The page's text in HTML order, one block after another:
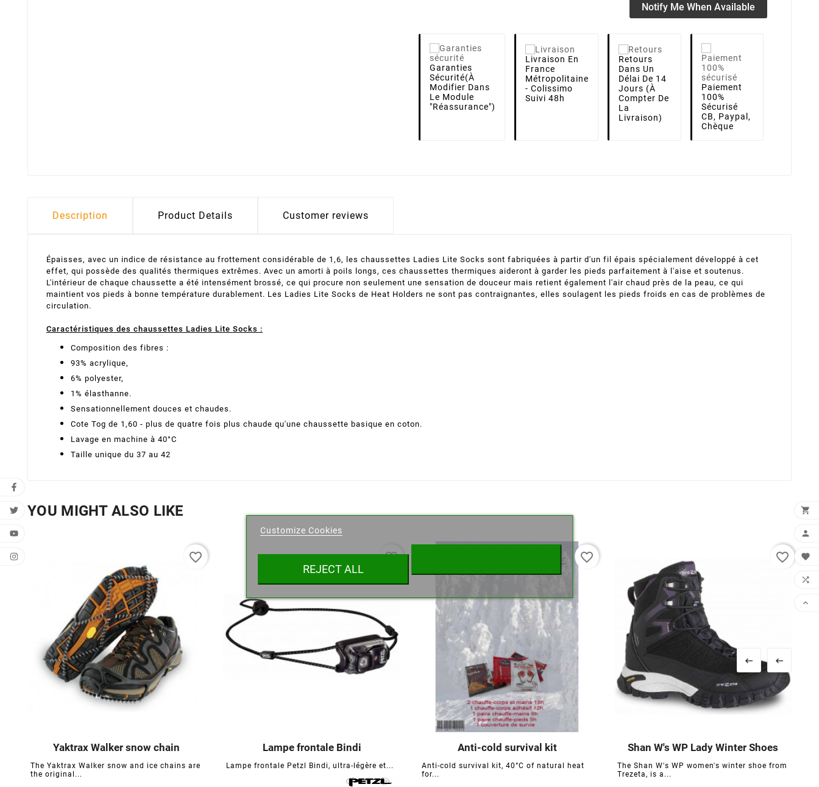
Notify Me When Available
Garanties
Sécurité(à
Modifier Dans
Le Module
"Réassurance")
Livraison En
France
Métropolitaine
- Colissimo
Suivi 48h
Retours
Dans Un
Délai De 14
Jours (à
Compter De
La
Livraison)
Paiement
100%
Sécurisé
CB, Paypal,
Chèque
Description Product Details Customer reviews
Épaisses, avec un indice de résistance au frottement considérable de 1,6, les chaussettes Ladies Lite Socks sont fabriquées à partir d'un fil épais spécialement développé à cet
effet, qui possède des qualités thermiques extrêmes. Avec un amorti à poils longs, ces chaussettes thermiques aideront à garder les pieds parfaitement à l'aise et soutenus.
L'intérieur de chaque chaussette a été intensément brossé, ce qui procure non seulement une sensation de douceur mais retient également l'air chaud près de la peau, ce qui
maintient vos pieds à bonne température durablement. Les Ladies Lite Socks de Heat Holders ne sont pas contraignantes, elles soulagent les pieds froids en cas de problèmes de
circulation.
Caractéristiques des chaussettes Ladies Lite Socks :
Composition des fibres :
93% acrylique,
6% polyester,
1% élasthanne.
Sensationnellement douces et chaudes.
Cote Tog de 1,60 - plus de quatre fois plus chaude qu'une chaussette basique en coton.
Lavage en machine à 40°C
Taille unique du 37 au 42
YOU MIGHT ALSO LIKE
 
Yaktrax Walker snow chain
The Yaktrax Walker snow and ice chains are
the original...
favorite_border
Lampe frontale Bindi
Lampe frontale Petzl Bindi, ultra-légère et...
favorite_border
Anti-cold survival kit
Anti-cold survival kit, 40°C of natural heat
for...
favorite_border
Shan W's WP Lady Winter Shoes
The Shan W's WP women's winter shoe from
Trezeta, is a...
favorite_border
×
Wishlist name
Customize Cookies
REJECT ALL




